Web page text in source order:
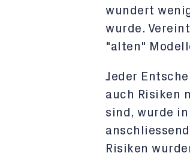
wundert
wurde.
"alten"
Jeder
auch Risiken
sind, wurde
Risiken